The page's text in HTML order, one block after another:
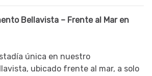
Bellavista – Frente al Mar en
única en nuestro
ubicado frente al mar, a solo